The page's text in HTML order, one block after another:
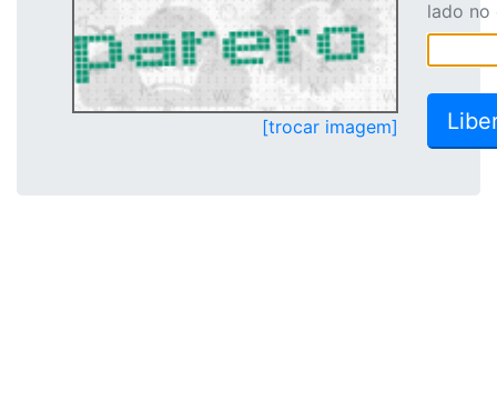
[trocar imagem]
lado no